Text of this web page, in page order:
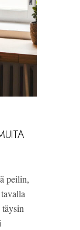
peilin,